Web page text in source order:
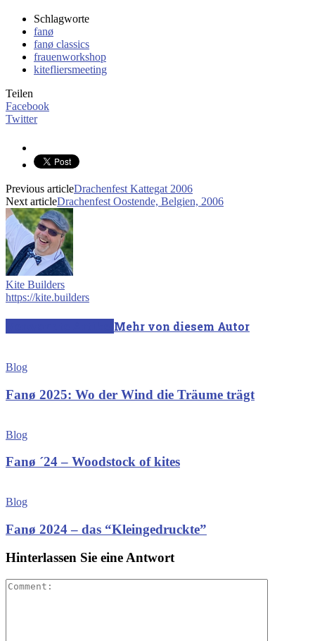
Schlagworte
fanø
fanø classics
frauenworkshop
kitefliersmeeting
Teilen
Facebook
Twitter
Previous articleDrachenfest Kattegat 2006
Next articleDrachenfest Oostende, Belgien, 2006
Kite Builders
https://kite.builders
Mehr von diesem Autor
Blog
Fanø 2025: Wo der Wind die Träume trägt
Blog
Fanø ´24 – Woodstock of kites
Blog
Fanø 2024 – das “Kleingedruckte”
Hinterlassen Sie eine Antwort